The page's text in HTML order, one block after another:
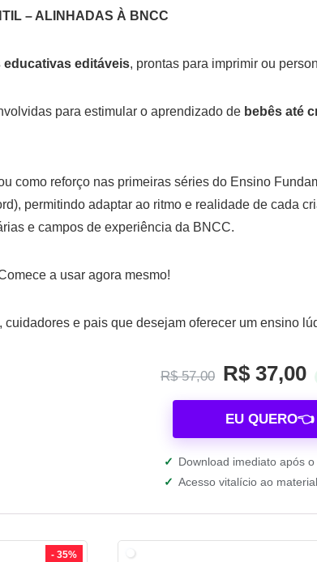
– ALINHADAS À BNCC
educativas editáveis, prontas para imprimir ou
para estimular o aprendizado de bebês até
como reforço nas primeiras séries do Ensino
permitindo adaptar ao ritmo e realidade de cada
e campos de experiência da BNCC.
a usar agora mesmo!
cuidadores e pais que desejam oferecer um ensino
R$ 57,00 R$ 37,00
EU QUERO👈
✓ Download imediato após
✓ Acesso vitalício ao material
- 35%